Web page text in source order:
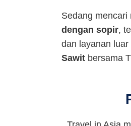
Sedang mencari
dengan sopir,
dan layanan
Sawit bersama